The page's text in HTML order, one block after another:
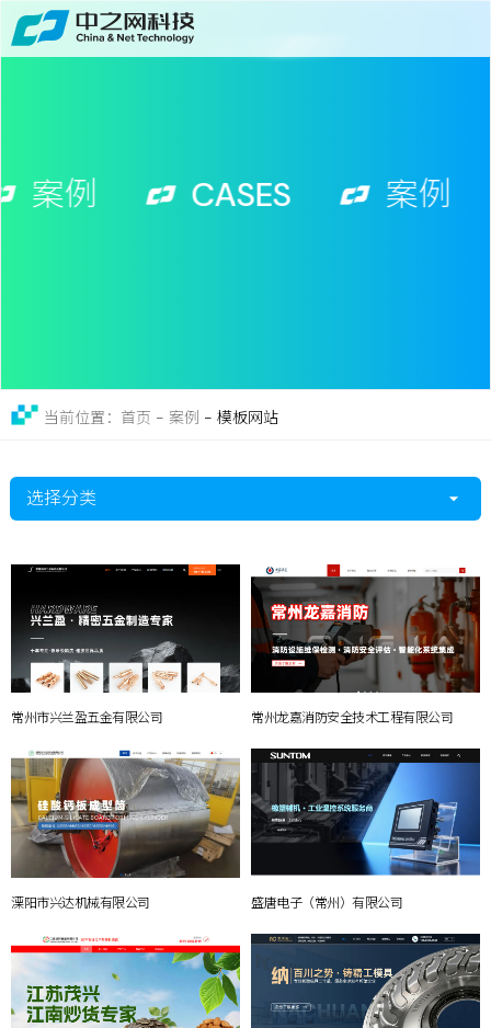
案例
案例 CASES 案例
当前位置：首页 - 案例 - 模板网站
选择分类
常州市兴兰盈五金有限公司 常州龙嘉消防安全技术工程有限公司
溧阳市兴达机械有限公司 盛唐电子（常州）有限公司